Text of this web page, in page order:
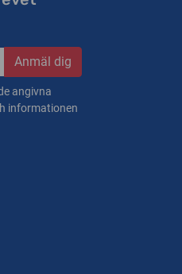
Anmäl dig
angivna
informationen